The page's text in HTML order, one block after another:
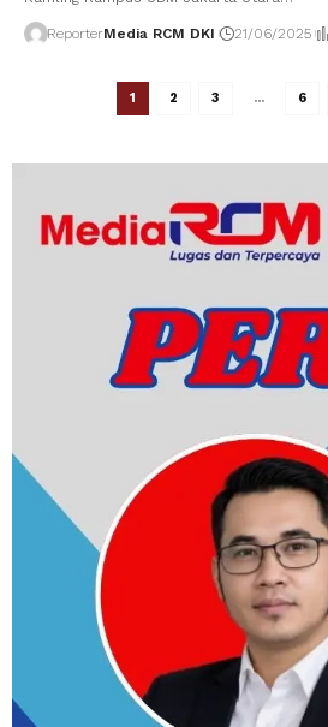
ReporterMedia RCM DKI 21/06/2025
1 2 3 … 6